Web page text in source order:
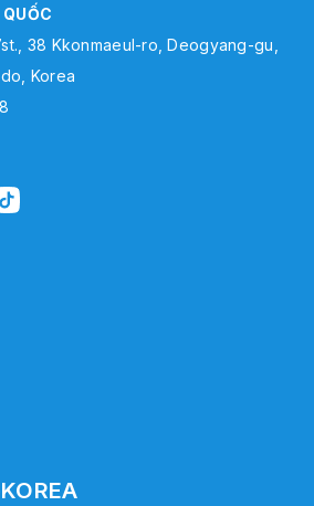
38 Kkonmaeul-ro, Deogyang-gu,
Korea